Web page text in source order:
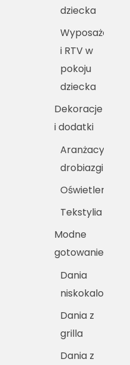
dziecka
Wyposażenie
i RTV w
pokoju
dziecka
Dekoracje
i dodatki
Aranżacyjne
drobiazgi
Oświetlenie
Tekstylia
Modne
gotowanie
Dania
niskokaloryczne
Dania z
grilla
Dania z